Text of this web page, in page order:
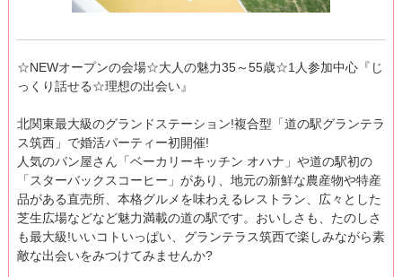
☆NEWオープンの会場☆大人の魅力35～55歳☆1人参加中心『じ
っくり話せる☆理想の出会い』
北関東最大級のグランドステーション!複合型「道の駅グランテラ
ス筑西」で婚活パーティー初開催!
人気のパン屋さん「ベーカリーキッチン オハナ」や道の駅初の
「スターバックスコーヒー」があり、地元の新鮮な農産物や特産
品がある直売所、本格グルメを味わえるレストラン、広々とした
芝生広場などなど魅力満載の道の駅です。おいしさも、たのしさ
も最大級!いいコトいっぱい、グランテラス筑西で楽しみながら素
敵な出会いをみつけてみませんか?